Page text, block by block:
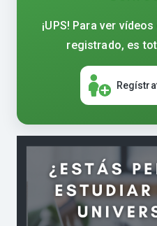
¡UPS! Para ver
registrado, es